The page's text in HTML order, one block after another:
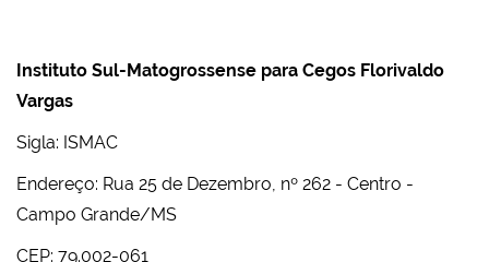
Instituto Sul-Matogrossense para Cegos Florivaldo
Vargas
Sigla: ISMAC
Endereço: Rua 25 de Dezembro, nº 262 - Centro -
Campo Grande/MS
CEP: 79.002-061